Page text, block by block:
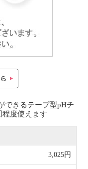
できるテープ型pHチ
程度使えます
3,025円